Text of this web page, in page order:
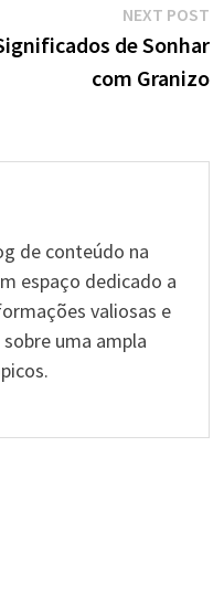
NEXT POST
de Sonhar
com Granizo
de conteúdo na
espaço dedicado a
valiosas e
uma ampla